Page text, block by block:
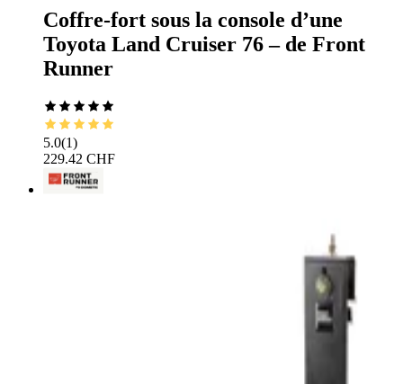
Coffre-fort sous la console d’une
Toyota Land Cruiser 76 – de Front
Runner
5.0(1)
229.42 CHF